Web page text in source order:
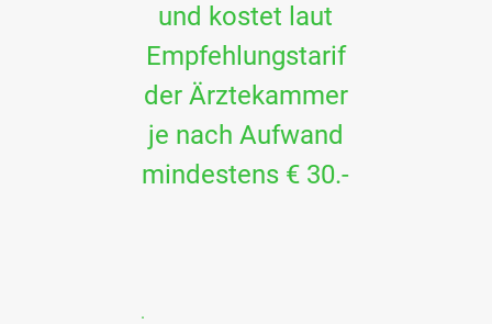
und kostet laut
Empfehlungstarif
der Ärztekammer
je nach Aufwand
mindestens € 30.-
.